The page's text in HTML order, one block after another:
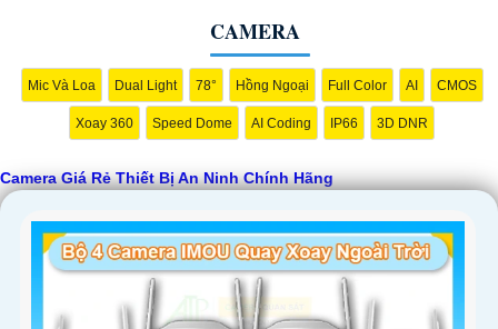
CAMERA
Mic Và Loa Dual Light 78° Hồng Ngoại Full Color AI CMOS
Xoay 360 Speed Dome AI Coding IP66 3D DNR
Camera Giá Rẻ Thiết Bị An Ninh Chính Hãng